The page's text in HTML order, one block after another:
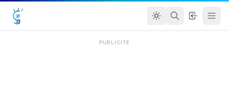
PUBLICITÉ